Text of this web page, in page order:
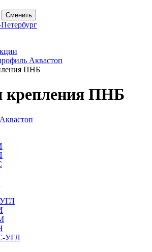
Сменить
Аквастоп
ПНБ
крепления ПНБ
УГЛ